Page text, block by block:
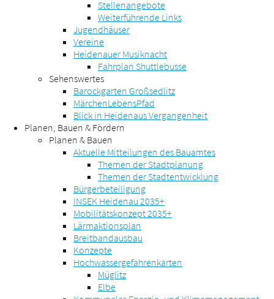
Stellenangebote
Weiterführende Links
Jugendhäuser
Vereine
Heidenauer Musiknacht
Fahrplan Shuttlebusse
Sehenswertes
Barockgarten Großsedlitz
MärchenLebensPfad
Blick in Heidenaus Vergangenheit
Planen, Bauen & Fördern
Planen & Bauen
Aktuelle Mitteilungen des Bauamtes
Themen der Stadtplanung
Themen der Stadtentwicklung
Bürgerbeteiligung
INSEK Heidenau 2035+
Mobilitätskonzept 2035+
Lärmaktionsplan
Breitbandausbau
Konzepte
Hochwassergefahrenkarten
Müglitz
Elbe